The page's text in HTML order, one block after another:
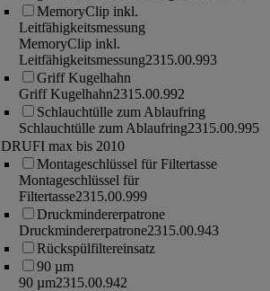
MemoryClip inkl.
Leitfähigkeitsmessung
MemoryClip inkl.
Leitfähigkeitsmessung2315.00.993
Griff Kugelhahn
Griff Kugelhahn2315.00.992
Schlauchtülle zum Ablaufring
Schlauchtülle zum Ablaufring2315.00.995
DRUFI max bis 2010
Montageschlüssel für Filtertasse
Montageschlüssel für
Filtertasse2315.00.999
Druckmindererpatrone
Druckmindererpatrone2315.00.943
Rückspülfiltereinsatz
90 µm
90 µm2315.00.942